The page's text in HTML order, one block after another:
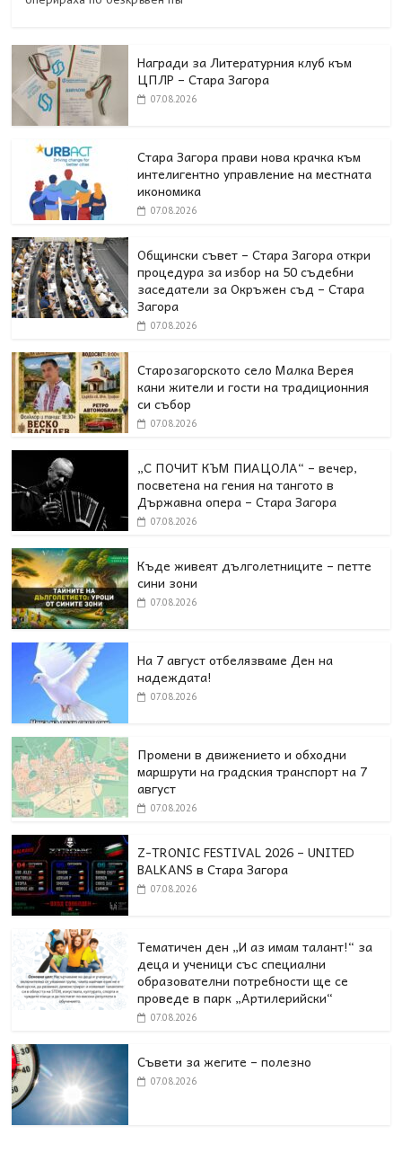
Награди за Литературния клуб към
ЦПЛР – Стара Загора
07.08.2026
Стара Загора прави нова крачка към
интелигентно управление на местната
икономика
07.08.2026
Общински съвет – Стара Загора откри
процедура за избор на 50 съдебни
заседатели за Окръжен съд – Стара
Загора
07.08.2026
Старозагорското село Малка Верея
кани жители и гости на традиционния
си събор
07.08.2026
„С ПОЧИТ КЪМ ПИАЦОЛА“ – вечер,
посветена на гения на тангото в
Държавна опера – Стара Загора
07.08.2026
Къде живеят дълголетниците – петте
сини зони
07.08.2026
На 7 август отбелязваме Ден на
надеждата!
07.08.2026
Промени в движението и обходни
маршрути на градския транспорт на 7
август
07.08.2026
Z-TRONIC FESTIVAL 2026 – UNITED
BALKANS в Стара Загора
07.08.2026
Тематичен ден „И аз имам талант!“ за
деца и ученици със специални
образователни потребности ще се
проведе в парк „Артилерийски“
07.08.2026
Съвети за жегите – полезно
07.08.2026